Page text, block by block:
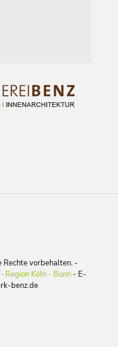
vorbehalten. -
Region Köln - Bonn - E-
benz.de